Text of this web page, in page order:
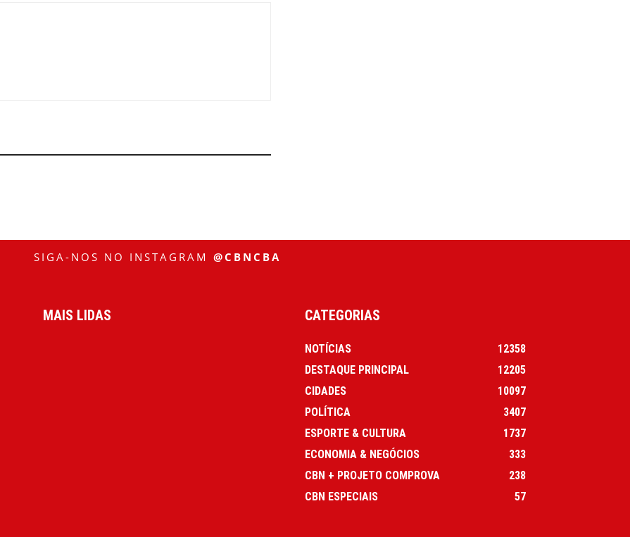
SIGA-NOS NO INSTAGRAM @CBNCBA
MAIS LIDAS CATEGORIAS
NOTÍCIAS
12358
DESTAQUE PRINCIPAL
12205
CIDADES
10097
POLÍTICA
3407
ESPORTE & CULTURA
1737
ECONOMIA & NEGÓCIOS
333
CBN + PROJETO COMPROVA
238
CBN ESPECIAIS
57